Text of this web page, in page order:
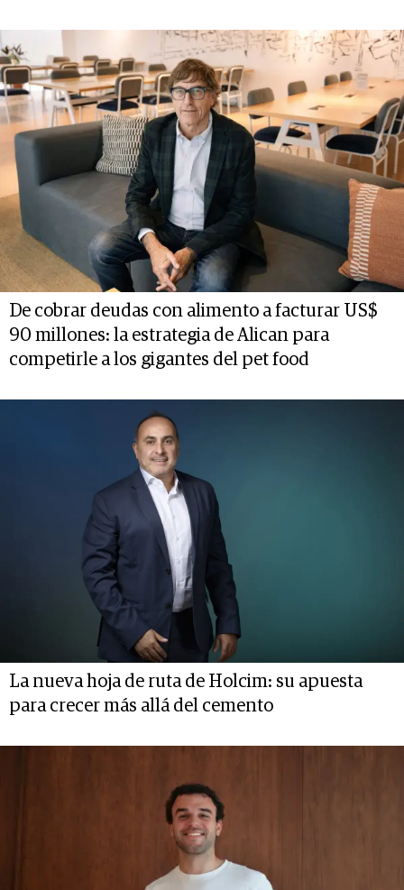
De cobrar deudas con alimento a facturar US$
90 millones: la estrategia de Alican para
competirle a los gigantes del pet food
La nueva hoja de ruta de Holcim: su apuesta
para crecer más allá del cemento